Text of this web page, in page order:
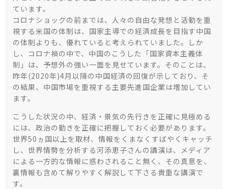
ています。
コロナショックの前までは、人々の自由な発想と活動を重
視する米国の体制は、国家主導での経済成長を目指す中国
の体制よりも、優れていると考えられていました。しか
し、コロナ禍の中で、中国のこうした「国家資本主義体
制」は、予想外の強い一面を見せています。そのことは、
昨年(2020年)4月以降の中国経済の回復が示しており、そ
の結果、中国市場を重視する主要先進国企業は増加してい
ます。
こうした状況の中、経済・景気の先行きを正確に見極める
には、政治の動きを正確に把握しておく必要があります。
世界50ヵ国以上を取材、情報をくまなくすばやくキャッチ
し、世界情勢を分析する河添恵子さんの講演は、メディア
による一方的な情報に惑わされること無く、その真意を、
裏情報も含めて解りやすく解説して下さる貴重な講演で
す。